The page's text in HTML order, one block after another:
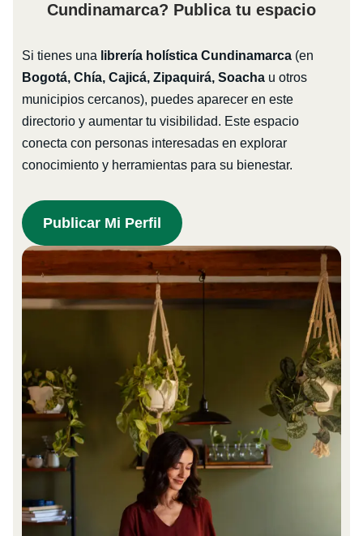
Cundinamarca? Publica tu espacio
Si tienes una librería holística Cundinamarca(en
Bogotá, Chía, Cajicá, Zipaquirá, Soachau otros
municipios cercanos), puedes aparecer en este
directorio y aumentar tu visibilidad. Este espacio
conecta con personas interesadas en explorar
conocimiento y herramientas para su bienestar.
Publicar Mi Perfil